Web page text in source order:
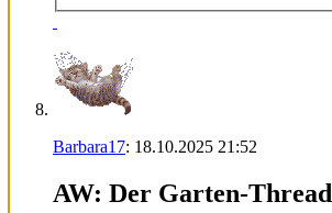
Barbara17: 18.10.2025 21:52
AW: Der Garten-Thread